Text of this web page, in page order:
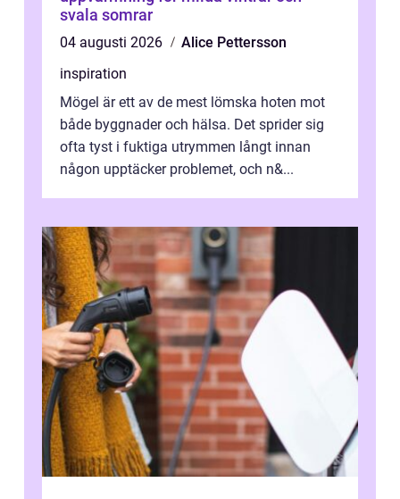
svala somrar
04 augusti 2026
Alice Pettersson
inspiration
Mögel är ett av de mest lömska hoten mot
både byggnader och hälsa. Det sprider sig
ofta tyst i fuktiga utrymmen långt innan
någon upptäcker problemet, och n&...